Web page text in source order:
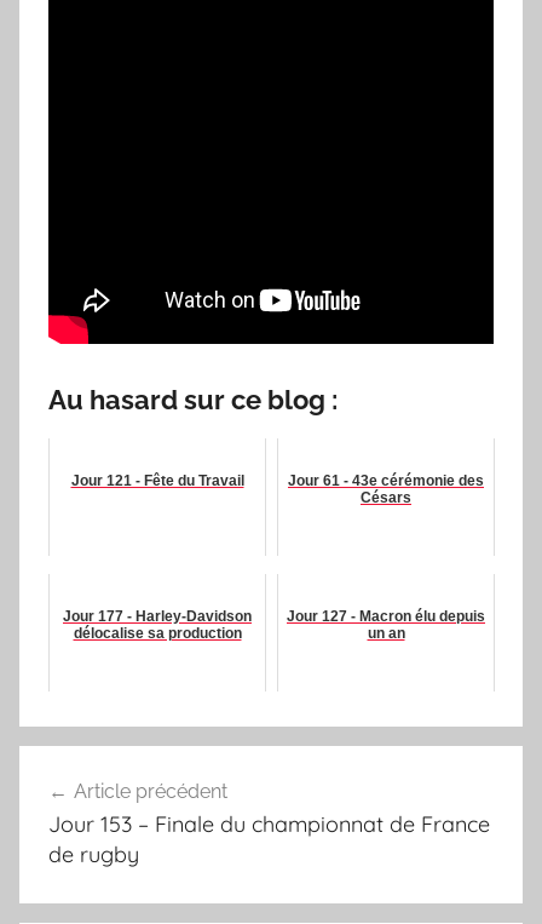
Au hasard sur ce blog :
Jour 121 - Fête du Travail
Jour 61 - 43e cérémonie des
Césars
Jour 177 - Harley-Davidson
délocalise sa production
Jour 127 - Macron élu depuis
un an
de
l’article
Article précédent
Jour 153 – Finale du championnat de France
de rugby